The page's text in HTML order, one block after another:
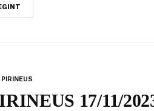
17/11/